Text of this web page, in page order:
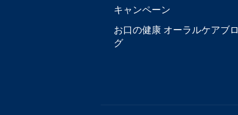
キャンペーン
お口の健康 オーラルケアブロ
グ